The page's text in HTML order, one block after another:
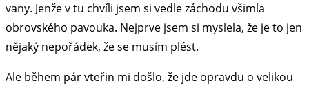
vany. Jenže v tu chvíli jsem si vedle záchodu všimla
obrovského pavouka. Nejprve jsem si myslela, že je to jen
nějaký nepořádek, že se musím plést.
Ale během pár vteřin mi došlo, že jde opravdu o velikou